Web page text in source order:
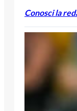
Conosci la